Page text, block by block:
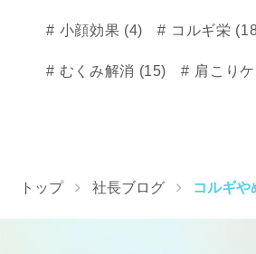
小顔効果 (4) コルギ栄
むくみ解消 (15) 肩こり
トップ 社長ブログ コルギや